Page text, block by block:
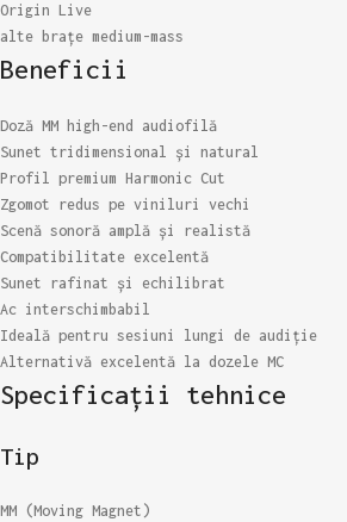
Origin Live
alte brațe medium-mass
Beneficii
Doză MM high-end audiofilă
Sunet tridimensional și natural
Profil premium Harmonic Cut
Zgomot redus pe viniluri vechi
Scenă sonoră amplă și realistă
Compatibilitate excelentă
Sunet rafinat și echilibrat
Ac interschimbabil
Ideală pentru sesiuni lungi de audiție
Alternativă excelentă la dozele MC
Specificații tehnice
Tip
MM (Moving Magnet)